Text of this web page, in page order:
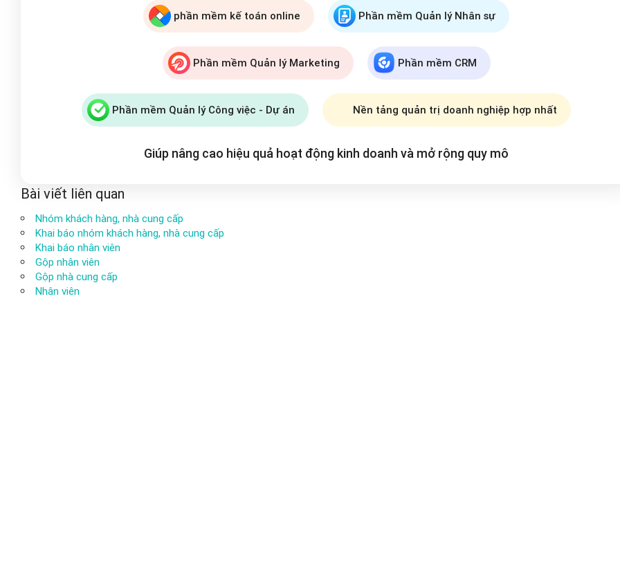
phần mềm kế toán online Phần mềm Quản lý Nhân sự
Phần mềm Quản lý Marketing Phần mềm CRM
Phần mềm Quản lý Công việc - Dự án Nền tảng quản trị doanh nghiệp hợp nhất
Giúp nâng cao hiệu quả hoạt động kinh doanh và mở rộng quy mô
Bài viết liên quan
Nhóm khách hàng, nhà cung cấp
Khai báo nhóm khách hàng, nhà cung cấp
Khai báo nhân viên
Gộp nhân viên
Gộp nhà cung cấp
Nhân viên